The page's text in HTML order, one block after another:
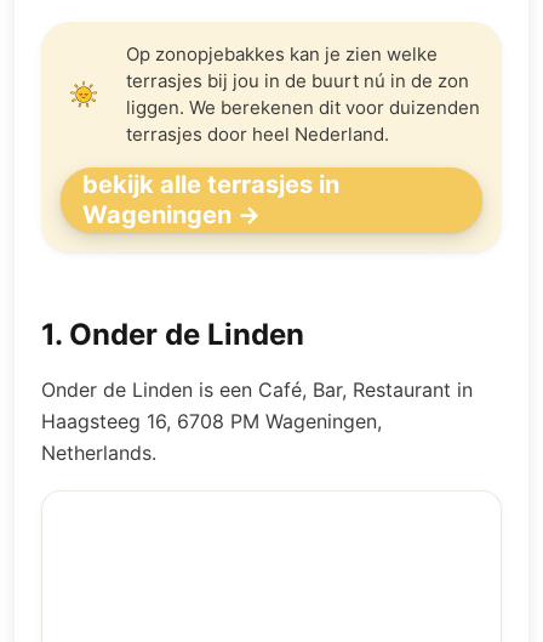
Op zonopjebakkes kan je zien welke
terrasjes bij jou in de buurt nú in de zon
liggen. We berekenen dit voor duizenden
terrasjes door heel Nederland.
bekijk alle terrasjes in
Wageningen →
1. Onder de Linden
Onder de Linden is een Café, Bar, Restaurant in
Haagsteeg 16, 6708 PM Wageningen,
Netherlands.